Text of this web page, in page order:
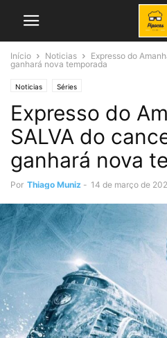
Início Noticias
Expresso do
ganhará nova temporada
Noticias Séries
Expresso do
SALVA do
ganhará nova
Por Thiago Muniz - 14 de março de